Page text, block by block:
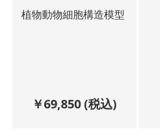
植物動物細胞構造模型
￥69,850(税込)